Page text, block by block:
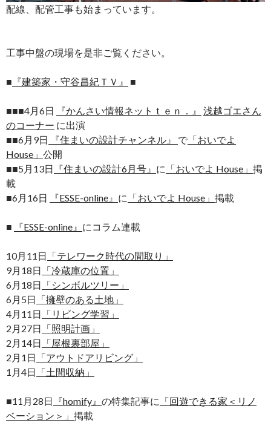
配線、配管工事も始まっています。
工事中盤の現場を是非ご覧ください。
■ 『建築家・守谷昌紀ＴＶ』 ■
■■■4月6日 『かんさい情報ネットｔｅｎ．』
浅越ゴエさん
のコーナー に出演
■■6月9日
『住まいの設計チャンネル』 で 「おいでよ
House」 公開
■■5月13日 『住まいの設計6月号』 に 「おいでよ House」 掲
載
■6月16日
『ESSE-online』 に 「おいでよ House」 掲載
■ 『ESSE-online』 にコラム連載
10月11日 「テレワーク時代の間取り」
9月18日 「冷蔵庫の位置」
6月18日 「シンボルツリー」
6月5日 「擁壁のある土地」
4月11日 「リビング学習」
2月27日 「照明計画」
2月14日 「屋根裏部屋」
2月1日 「アウトドアリビング」
1月4日 「土間収納」
■11月28日 『homify』 の特集記事に 「回遊できる家＜リノ
ベーション＞」 掲載